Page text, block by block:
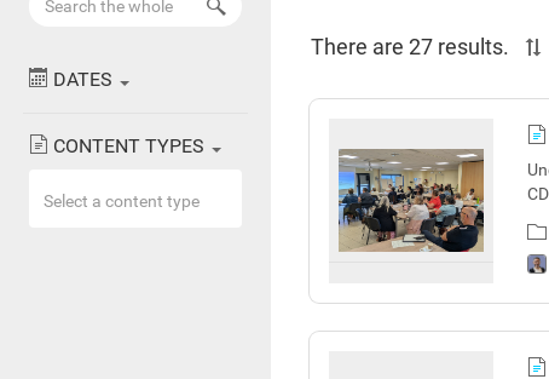
Results
DATES
CONTENT TYPES
There are 27 results.